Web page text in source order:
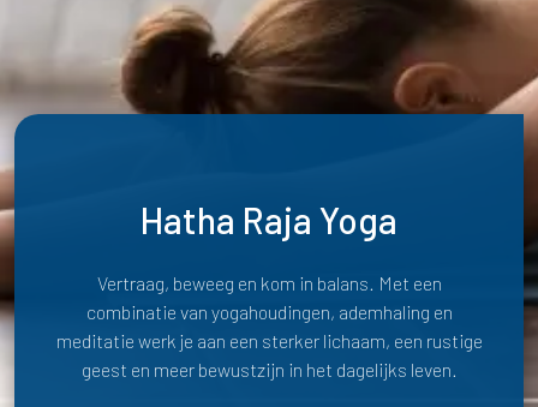
Hatha Raja Yoga
Vertraag, beweeg en kom in balans. Met een
combinatie van yogahoudingen, ademhaling en
meditatie werk je aan een sterker lichaam, een rustige
geest en meer bewustzijn in het dagelijks leven.